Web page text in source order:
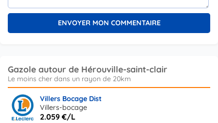
Gazole autour de Hérouville-saint-clair
Villers Bocage Dist
Villers-bocage
2.059 €/L